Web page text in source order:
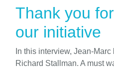
Thank you
our initiative
In this interview, Jean-
Richard Stallman. A must